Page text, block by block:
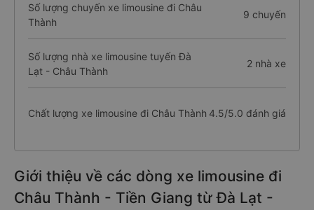
Số lượng chuyến xe limousine đi Châu
Thành
9 chuyến
Số lượng nhà xe limousine tuyến Đà
Lạt - Châu Thành
2 nhà xe
Chất lượng xe limousine đi Châu Thành 4.5/5.0 đánh giá
Giới thiệu về các dòng xe limousine đi
Châu Thành - Tiền Giang từ Đà Lạt -